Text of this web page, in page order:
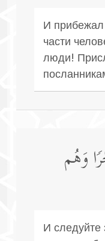
И
части
люди!
وَهُم
И следуйте